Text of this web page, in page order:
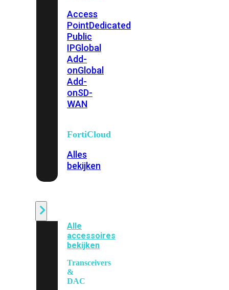
Access
PointDedicated
Public
IPGlobal
Add-
onGlobal
Add-
onSD-
WAN
FortiCloud
Alles
bekijken
Alle
accessoires
bekijken
Transceivers
&
DAC